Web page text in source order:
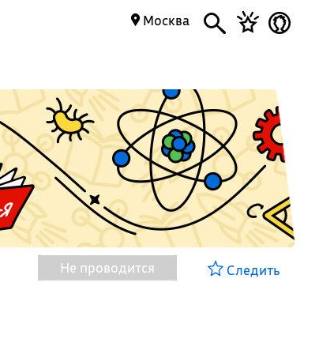
Москва
Не проводится Следить